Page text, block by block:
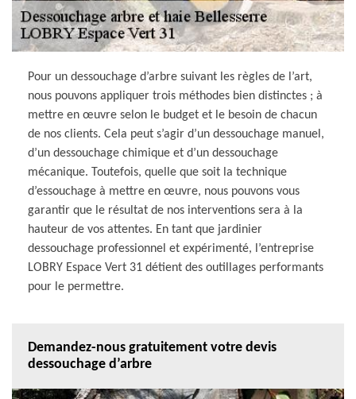
Pour un dessouchage d’arbre suivant les règles de l’art,
nous pouvons appliquer trois méthodes bien distinctes ; à
mettre en œuvre selon le budget et le besoin de chacun
de nos clients. Cela peut s’agir d’un dessouchage manuel,
d’un dessouchage chimique et d’un dessouchage
mécanique. Toutefois, quelle que soit la technique
d’essouchage à mettre en œuvre, nous pouvons vous
garantir que le résultat de nos interventions sera à la
hauteur de vos attentes. En tant que jardinier
dessouchage professionnel et expérimenté, l’entreprise
LOBRY Espace Vert 31 détient des outillages performants
pour le permettre.
Demandez-nous gratuitement votre devis
dessouchage d’arbre